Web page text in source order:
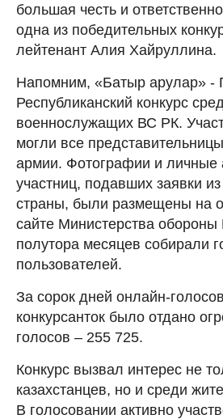
большая честь и
одна из победительных
лейтенант Алия Хайруллина.
Напомним, «Батыр арулар» -
Республиканский конкурс
военнослужащих ВС РК.
могли все
армии. Фотографии и личные
участниц, подавших заявки
страны, были размещены на
сайте Министерства обороны
полутора месяцев собирали
пользователей.
За сорок дней онлайн-
конкурсанток было отдано
голосов – 255 725.
Конкурс вызвал интерес не
казахстанцев, но и среди
В голосовании активно